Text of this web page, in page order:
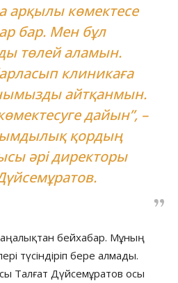
арқылы көмектесе
бар. Мен бұл
төлей аламын.
клиникаға
айтқанмын.
дайын”, –
қордың
әрі директоры
бейхабар. Мұның
түсіндіріп бере алмады.
Талғат Дүйсемұратов осы